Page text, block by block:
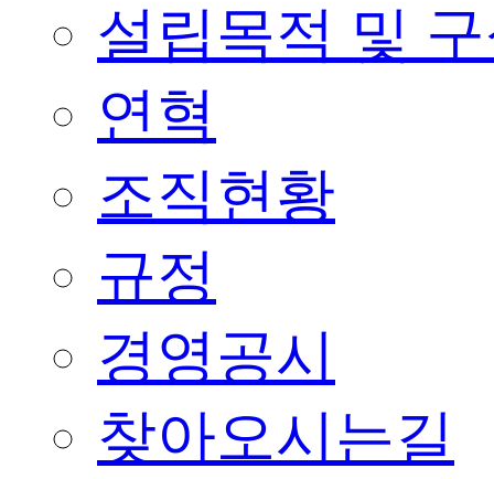
설립목적 및
연혁
조직현황
규정
경영공시
찾아오시는길